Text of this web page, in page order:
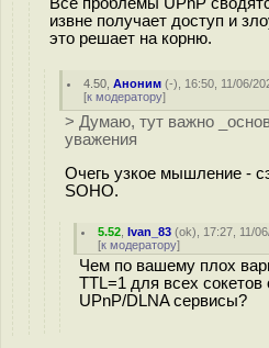
извне получает доступ и
это решает на корню.
4.50 ,Аноним (-), 16:50, 11/06/
[к модератору]
> Думаю, тут важно
уважения
Очегь узкое мышление -
SOHO.
5.52 ,Ivan_83 (ok), 17:27, 11/
[к модератору]
Чем по вашему плох
TTL=1 для всех
UPnP/DLNA сервисы?